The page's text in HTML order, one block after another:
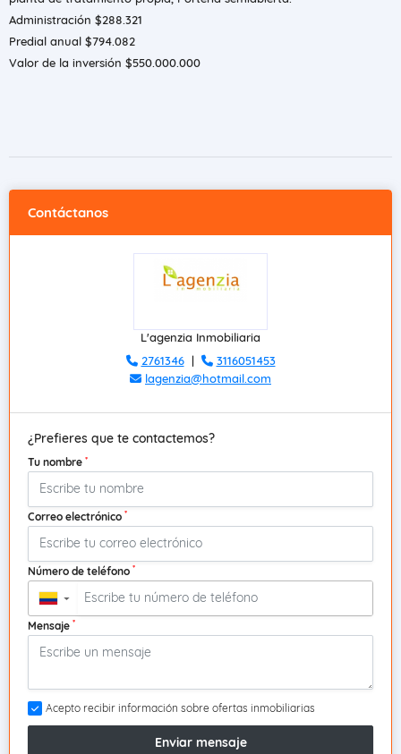
Administración $288.321
Predial anual $794.082
Valor de la inversión $550.000.000
Contáctanos
L'agenzia Inmobiliaria
2761346|
3116051453
lagenzia@hotmail.com
¿Prefieres que te contactemos?
Tu nombre *
Correo electrónico *
Número de teléfono *
▼
Mensaje *
Acepto recibir información sobre ofertas inmobiliarias
Enviar mensaje